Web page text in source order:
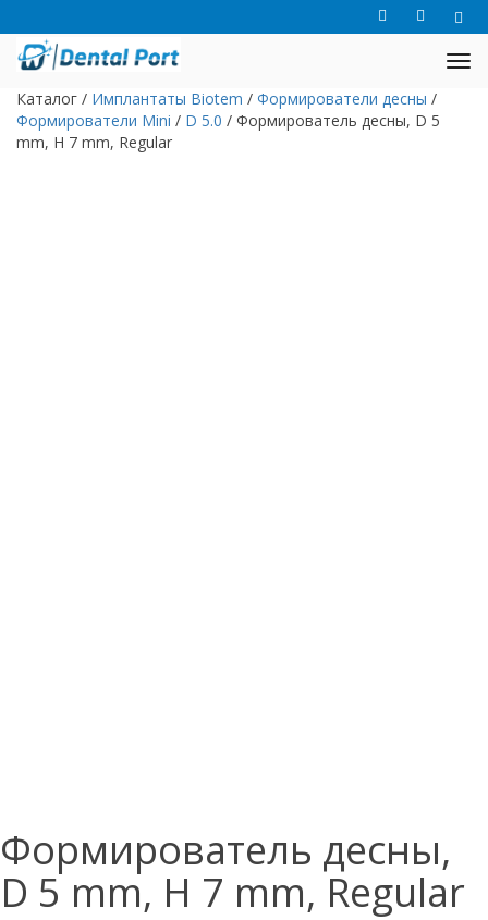
Каталог / Имплантаты Biotem / Формирователи десны /
Формирователи Mini / D 5.0 / Формирователь десны, D 5
mm, H 7 mm, Regular
Формирователь десны,
D 5 mm, H 7 mm, Regular